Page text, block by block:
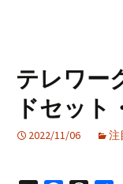
テレワー
ドセット
2022/11/06 注